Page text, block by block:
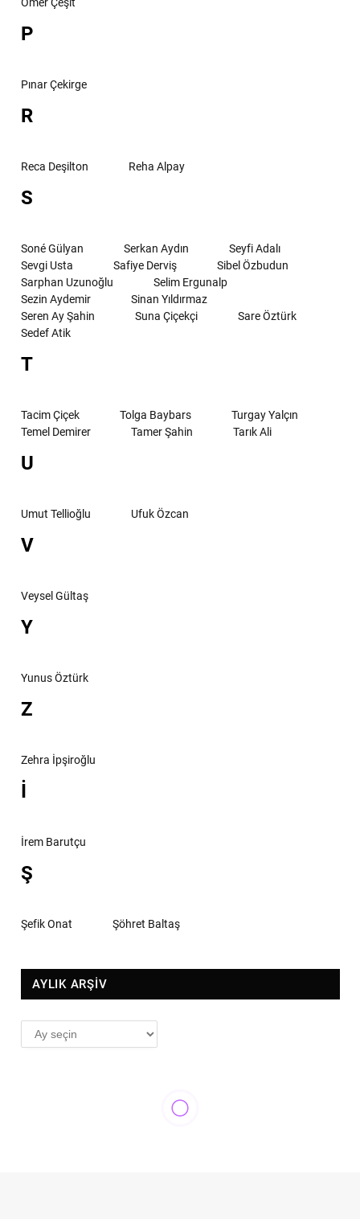
Ömer Çeşit
P
Pınar Çekirge
R
Reca Deşilton Reha Alpay
S
Soné Gülyan Serkan Aydın
Seyfi Adalı
Sevgi Usta
Safiye Derviş
Sibel Özbudun
Sarphan Uzunoğlu
Selim Ergunalp
Sezin Aydemir
Sinan Yıldırmaz
Seren Ay Şahin
Suna Çiçekçi
Sare Öztürk
Sedef Atik
T
Tacim Çiçek Tolga Baybars
Turgay Yalçın
Temel Demirer
Tamer Şahin Tarık Ali
U
Umut Tellioğlu Ufuk Özcan
V
Veysel Gültaş
Y
Yunus Öztürk
Z
Zehra İpşiroğlu
İ
İrem Barutçu
Ş
Şefik Onat Şöhret Baltaş
AYLIK ARŞİV
AYLIK
ARŞİV